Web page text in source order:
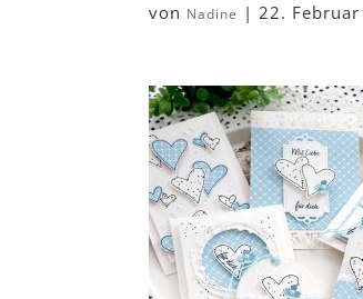
von Nadine |22.